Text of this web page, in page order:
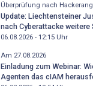
Überprüfung nach
Update: Liechtensteiner
nach Cyberattacke
06.08.2026 - 12:15Uhr
Am 27.08.2026
Einladung zum Webinar:
Agenten das cIAM